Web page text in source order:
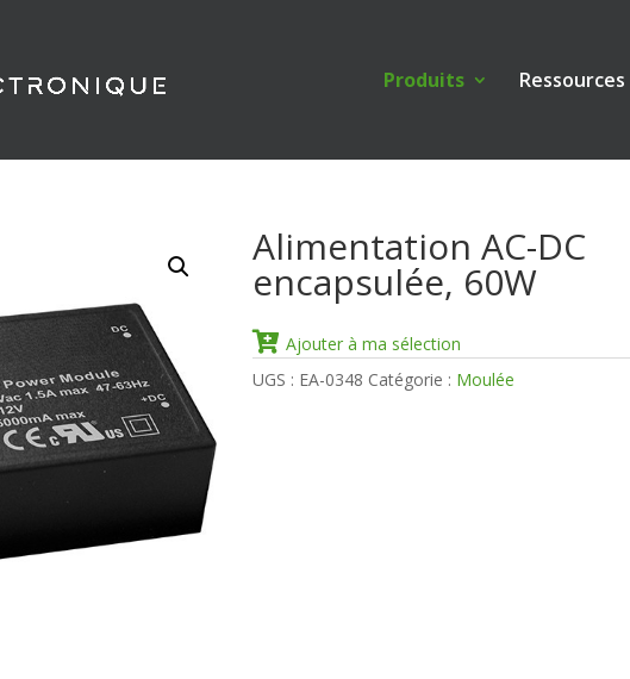
Produits Ressources
Alimentation AC-DC
encapsulée, 60W
Ajouter à ma sélection
UGS : EA-0348 Catégorie : Moulée